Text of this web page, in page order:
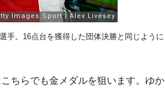
手。16点台を獲得した団体決勝と同じように
ちらでも金メダルを狙います。ゆか